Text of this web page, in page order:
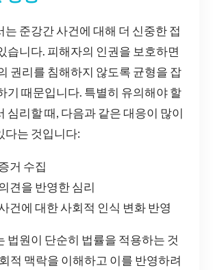
는 준강간 사건에 대해 더 신중한 접
습니다. 피해자의 인권을 보호하면
권리를 침해하지 않도록 균형을 잡
기 때문입니다. 특별히 유의해야 할
심리할 때, 다음과 같은 대응이 많이
다는 것입니다:
거 수집
견을 반영한 심리
건에 대한 사회적 인식 변화 반영
법원이 단순히 법률을 적용하는 것
적 맥락을 이해하고 이를 반영하려